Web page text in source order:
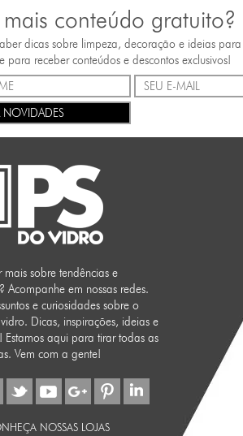
conteúdo gratuito?
dicas sobre limpeza, decoração e ideias para
para receber conteúdos e descontos exclusivos!
NOVIDADES
mais sobre tendências e
Acompanhe em nossas redes.
e curiosidades sobre o
Dicas, inspirações, ideias e
Estamos aqui para tirar todas as
Vem com a gente!
NOSSAS LOJAS